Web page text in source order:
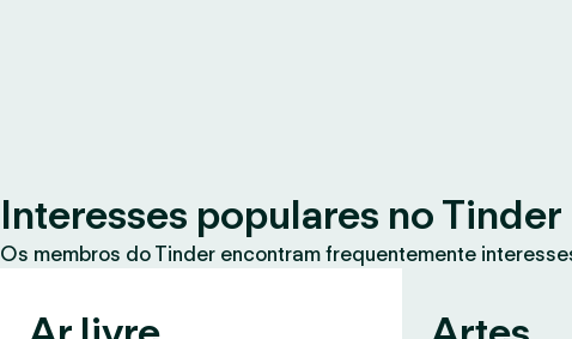
Interesses populares no Tinder
Os membros do Tinder encontram frequentemente